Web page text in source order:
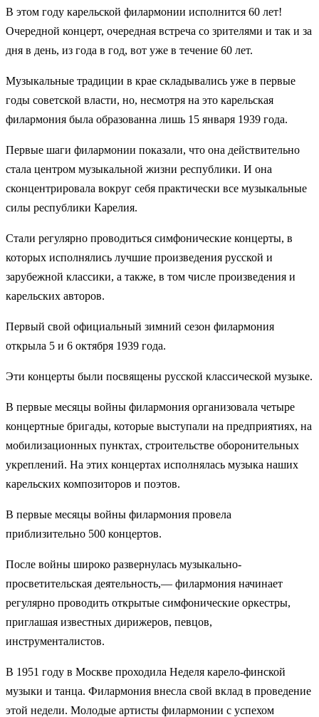
В этом году карельской филармонии исполнится 60 лет!
Очередной концерт, очередная встреча со зрителями и так и за
дня в день, из года в год, вот уже в течение 60 лет.
Музыкальные традиции в крае складывались уже в первые
годы советской власти, но, несмотря на это карельская
филармония была образованна лишь 15 января 1939 года.
Первые шаги филармонии показали, что она действительно
стала центром музыкальной жизни республики. И она
сконцентрировала вокруг себя практически все музыкальные
силы республики Карелия.
Стали регулярно проводиться симфонические концерты, в
которых исполнялись лучшие произведения русской и
зарубежной классики, а также, в том числе произведения и
карельских авторов.
Первый свой официальный зимний сезон филармония
открыла 5 и 6 октября 1939 года.
Эти концерты были посвящены русской классической музыке.
В первые месяцы войны филармония организовала четыре
концертные бригады, которые выступали на предприятиях, на
мобилизационных пунктах, строительстве оборонительных
укреплений. На этих концертах исполнялась музыка наших
карельских композиторов и поэтов.
В первые месяцы войны филармония провела
приблизительно 500 концертов.
После войны широко развернулась музыкально-
просветительская деятельность,― филармония начинает
регулярно проводить открытые симфонические оркестры,
приглашая известных дирижеров, певцов,
инструменталистов.
В 1951 году в Москве проходила Неделя карело-финской
музыки и танца. Филармония внесла свой вклад в проведение
этой недели. Молодые артисты филармонии с успехом